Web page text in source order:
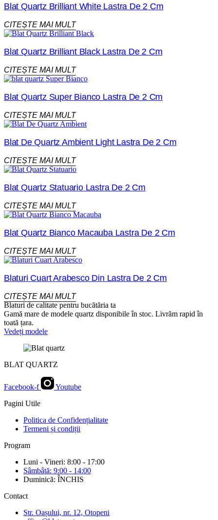
Blat Quartz Brilliant White Lastra De 2 Cm
CITEȘTE MAI MULT
Blat Quartz Brilliant Black Lastra De 2 Cm
CITEȘTE MAI MULT
Blat Quartz Super Bianco Lastra De 2 Cm
CITEȘTE MAI MULT
Blat De Quartz Ambient Light Lastra De 2 Cm
CITEȘTE MAI MULT
Blat Quartz Statuario Lastra De 2 Cm
CITEȘTE MAI MULT
Blat Quartz Bianco Macauba Lastra De 2 Cm
CITEȘTE MAI MULT
Blaturi Cuart Arabesco Din Lastra De 2 Cm
CITEȘTE MAI MULT
Blaturi de calitate pentru bucătăria ta
Gamă mare de modele quartz disponibile în stoc. Livrăm rapid în
toată țara.
Vedeți modele
BLAT QUARTZ
Facebook-f
Youtube
Pagini Utile
Politica de Confidențialitate
Termeni și condiții
Program
Luni - Vineri: 8:00 - 17:00
Sâmbâtă: 9:00 - 14:00
Duminică: ÎNCHIS
Contact
Str. Oașului, nr. 12, Otopeni